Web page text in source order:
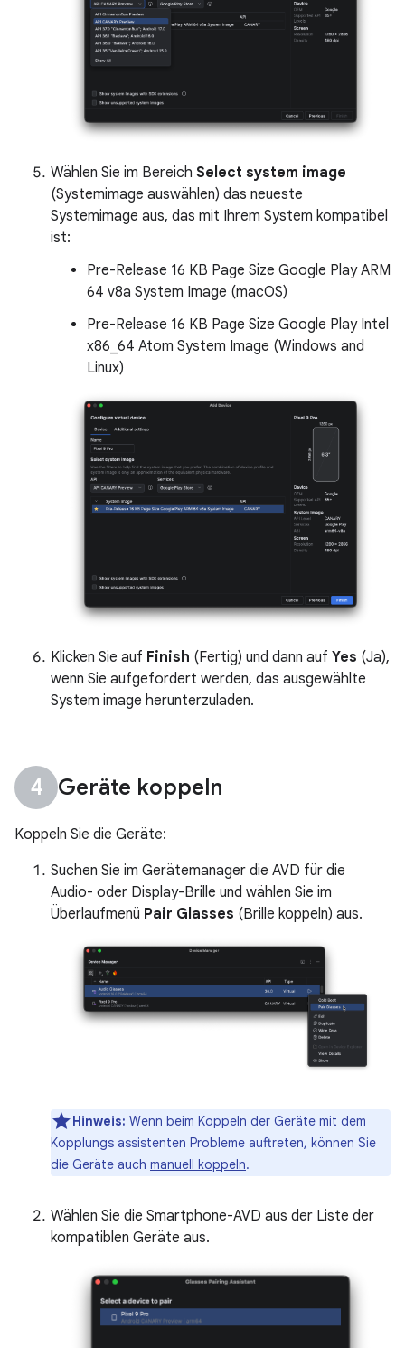
Wählen Sie im Bereich Select system image
(Systemimage auswählen) das neueste
Systemimage aus, das mit Ihrem System kompatibel
ist:
Pre-Release 16 KB Page Size Google Play ARM
64 v8a System Image (macOS)
Pre-Release 16 KB Page Size Google Play Intel
x86_64 Atom System Image (Windows and
Linux)
Klicken Sie auf Finish (Fertig) und dann auf Yes (Ja),
wenn Sie aufgefordert werden, das ausgewählte
System image herunterzuladen.
Geräte koppeln
Koppeln Sie die Geräte:
Suchen Sie im Gerätemanager die AVD für die
Audio- oder Display-Brille und wählen Sie im
Überlaufmenü Pair Glasses (Brille koppeln) aus.
Hinweis: Wenn beim Koppeln der Geräte mit dem
Kopplungs assistenten Probleme auftreten, können Sie
die Geräte auch manuell koppeln.
Wählen Sie die Smartphone-AVD aus der Liste der
kompatiblen Geräte aus.